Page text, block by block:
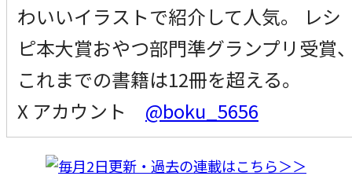
わいいイラストで紹介して人気。 レシ
ピ本大賞おやつ部門準グランプリ受賞
これまでの書籍は12冊を超える。
X アカウント @boku_5656